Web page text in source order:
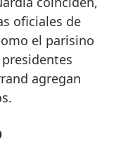
oficiales de
el parisino
agregan